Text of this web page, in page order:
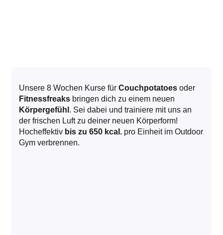
Unsere 8 Wochen Kurse für Couchpotatoes oder
Fitnessfreaks bringen dich zu einem neuen
Körpergefühl . Sei dabei und trainiere mit uns an
der frischen Luft zu deiner neuen Körperform!
Hocheffektiv bis zu 650 kcal. pro Einheit im Outdoor
Gym verbrennen.